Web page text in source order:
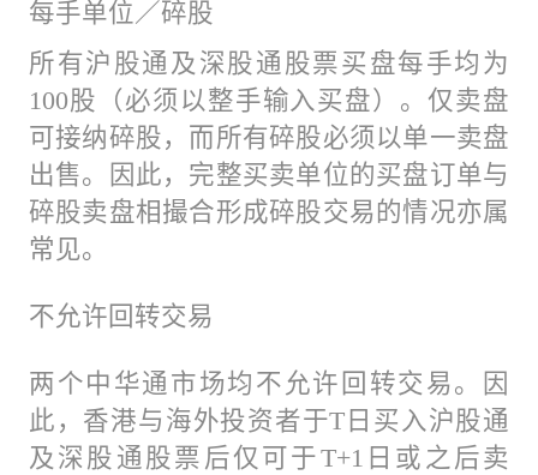
每手单位／碎股
所有沪股通及深股通股票买盘每手均为
100股（必须以整手输入买盘）。仅卖盘
可接纳碎股，而所有碎股必须以单一卖盘
出售。因此，完整买卖单位的买盘订单与
碎股卖盘相撮合形成碎股交易的情况亦属
常见。
不允许回转交易
两个中华通市场均不允许回转交易。因
此，香港与海外投资者于T日买入沪股通
及深股通股票后仅可于T+1日或之后卖